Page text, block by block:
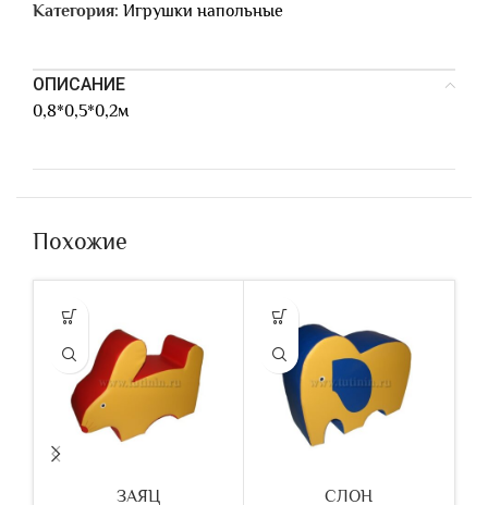
Категория: Игрушки напольные
ОПИСАНИЕ
0,8*0,5*0,2м
Похожие
ЗАЯЦ СЛОН